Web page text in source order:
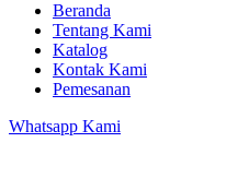
Beranda
Tentang Kami
Katalog
Kontak Kami
Pemesanan
Whatsapp Kami